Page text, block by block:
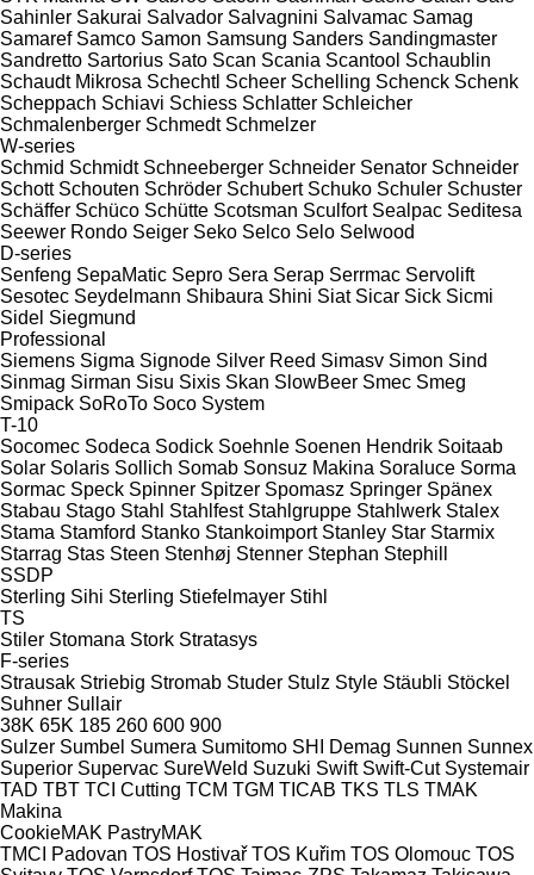
Sahinler Sakurai Salvador Salvagnini Salvamac Samag
Samaref Samco Samon Samsung Sanders Sandingmaster
Sandretto Sartorius Sato Scan Scania Scantool Schaublin
Schaudt Mikrosa Schechtl Scheer Schelling Schenck Schenk
Scheppach Schiavi Schiess Schlatter Schleicher
Schmalenberger Schmedt Schmelzer
W-series
Schmid Schmidt Schneeberger Schneider Senator Schneider
Schott Schouten Schröder Schubert Schuko Schuler Schuster
Schäffer Schüco Schütte Scotsman Sculfort Sealpac Seditesa
Seewer Rondo Seiger Seko Selco Selo Selwood
D-series
Senfeng SepaMatic Sepro Sera Serap Serrmac Servolift
Sesotec Seydelmann Shibaura Shini Siat Sicar Sick Sicmi
Sidel Siegmund
Professional
Siemens Sigma Signode Silver Reed Simasv Simon Sind
Sinmag Sirman Sisu Sixis Skan SlowBeer Smec Smeg
Smipack SoRoTo Soco System
T-10
Socomec Sodeca Sodick Soehnle Soenen Hendrik Soitaab
Solar Solaris Sollich Somab Sonsuz Makina Soraluce Sorma
Sormac Speck Spinner Spitzer Spomasz Springer Spänex
Stabau Stago Stahl Stahlfest Stahlgruppe Stahlwerk Stalex
Stama Stamford Stanko Stankoimport Stanley Star Starmix
Starrag Stas Steen Stenhøj Stenner Stephan Stephill
SSDP
Sterling Sihi Sterling Stiefelmayer Stihl
TS
Stiler Stomana Stork Stratasys
F-series
Strausak Striebig Stromab Studer Stulz Style Stäubli Stöckel
Suhner Sullair
38K 65K 185 260 600 900
Sulzer Sumbel Sumera Sumitomo SHI Demag Sunnen Sunnex
Superior Supervac SureWeld Suzuki Swift Swift-Cut Systemair
TAD TBT TCI Cutting TCM TGM TICAB TKS TLS TMAK
Makina
CookieMAK PastryMAK
TMCI Padovan TOS Hostivař TOS Kuřim TOS Olomouc TOS